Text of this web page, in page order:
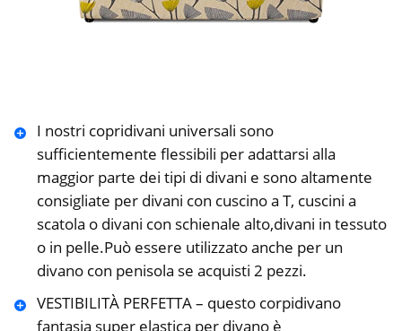
I nostri copridivani universali sono
sufficientemente flessibili per adattarsi alla
maggior parte dei tipi di divani e sono altamente
consigliate per divani con cuscino a T, cuscini a
scatola o divani con schienale alto,divani in tessuto
o in pelle.Può essere utilizzato anche per un
divano con penisola se acquisti 2 pezzi.
VESTIBILITÀ PERFETTA – questo corpidivano
fantasia super elastica per divano è